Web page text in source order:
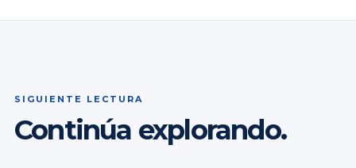
SIGUIENTE LECTURA
Continúa explorando.